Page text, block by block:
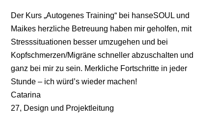
Der Kurs „Autogenes Training“ bei hanseSOUL und
Maikes herzliche Betreuung haben mir geholfen, mit
Stresssituationen besser umzugehen und bei
Kopfschmerzen/Migräne schneller abzuschalten und
ganz bei mir zu sein. Merkliche Fortschritte in jeder
Stunde – ich würd’s wieder machen!
Catarina
27, Design und Projektleitung